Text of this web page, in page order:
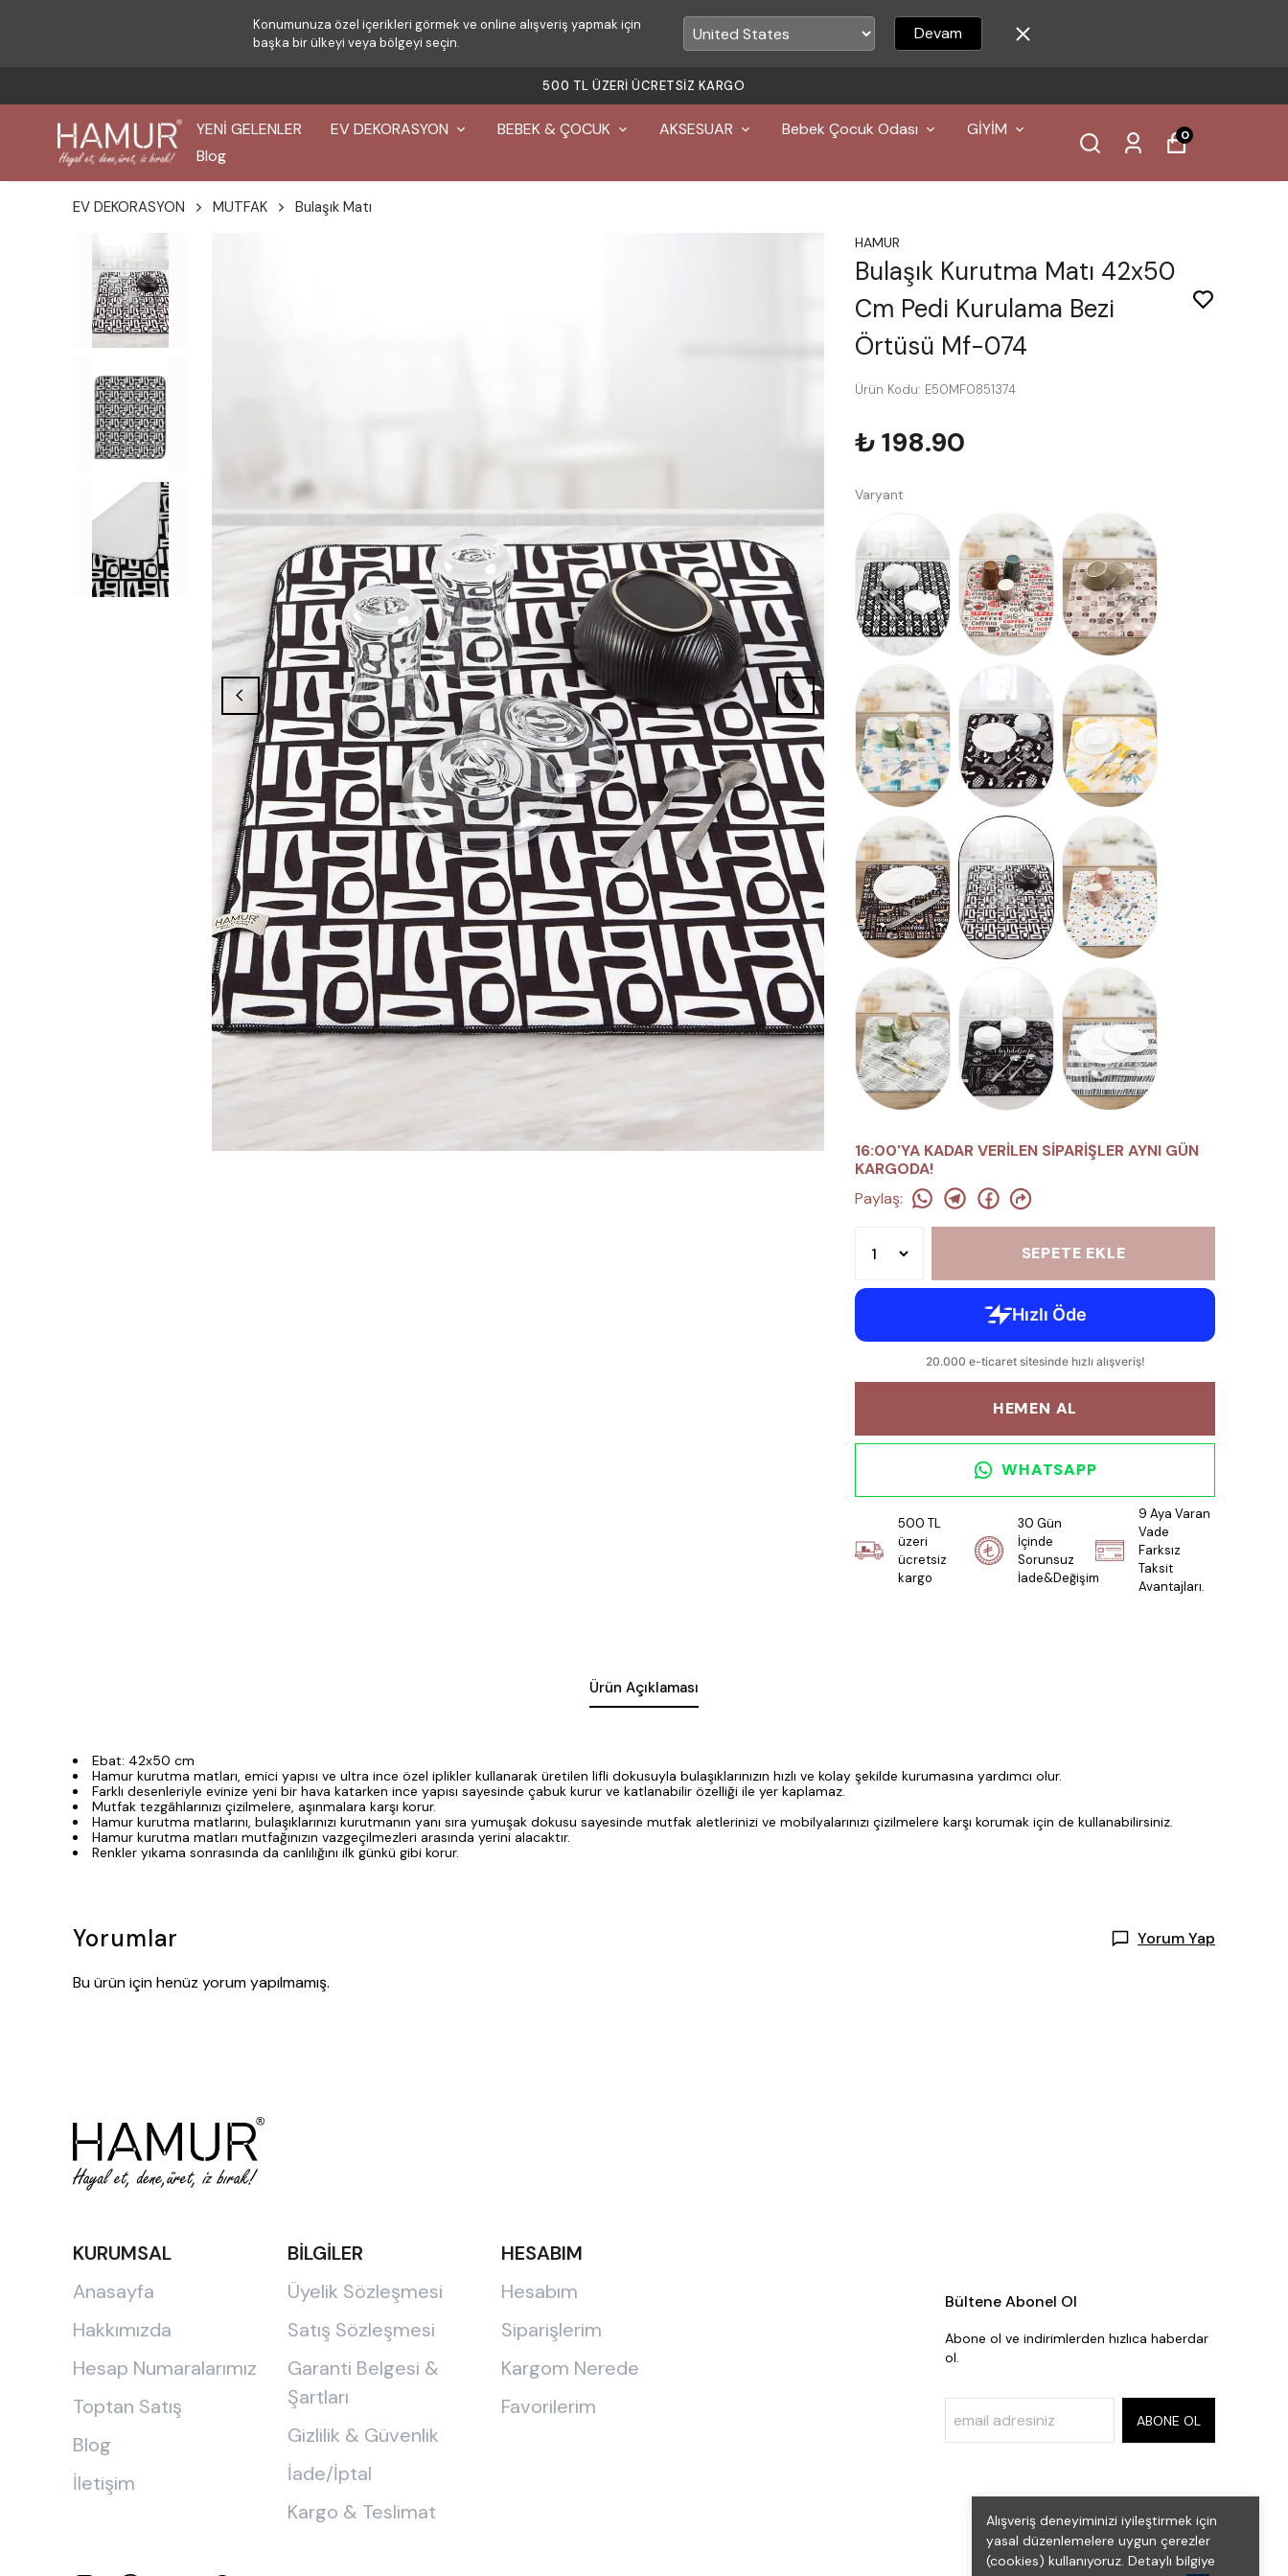
Konumunuza özel içerikleri görmek ve online alışveriş yapmak için
başka bir ülkeyi veya bölgeyi seçin.
Devam
YENİ GELENLER EV DEKORASYON BEBEK & ÇOCUK AKSESUAR Bebek Çocuk Odası
GİYİM
Blog
0
Alışveriş deneyiminizi iyileştirmek için
yasal düzenlemelere uygun çerezler
(cookies) kullanıyoruz. Detaylı bilgiye
EV DEKORASYON MUTFAK Bulaşık Matı
HAMUR
Bulaşık Kurutma Matı 42x50
Cm Pedi Kurulama Bezi
Örtüsü Mf-074
Ürün Kodu: E50MF0851374
₺ 198.90
Varyant
16:00'YA KADAR VERİLEN SİPARİŞLER AYNI GÜN
KARGODA!
Paylaş:
SEPETE EKLE
HEMEN AL
WHATSAPP
500 TL
üzeri
ücretsiz
kargo
30 Gün
İçinde
Sorunsuz
İade&Değişim
9 Aya Varan
Vade
Farksız
Taksit
Avantajları.
Ürün Açıklaması
Ebat: 42x50 cm
Hamur kurutma matları, emici yapısı ve ultra ince özel iplikler kullanarak üretilen lifli dokusuyla bulaşıklarınızın hızlı ve kolay şekilde kurumasına yardımcı olur.
Farklı desenleriyle evinize yeni bir hava katarken ince yapısı sayesinde çabuk kurur ve katlanabilir özelliği ile yer kaplamaz.
Mutfak tezgâhlarınızı çizilmelere, aşınmalara karşı korur.
Hamur kurutma matlarını, bulaşıklarınızı kurutmanın yanı sıra yumuşak dokusu sayesinde mutfak aletlerinizi ve mobilyalarınızı çizilmelere karşı korumak için de kullanabilirsiniz.
Hamur kurutma matları mutfağınızın vazgeçilmezleri arasında yerini alacaktır.
Renkler yıkama sonrasında da canlılığını ilk günkü gibi korur.
Yorumlar Yorum Yap
Bu ürün için henüz yorum yapılmamış.
KURUMSAL
Anasayfa
Hakkımızda
Hesap Numaralarımız
Toptan Satış
Blog
İletişim
BİLGİLER
Üyelik Sözleşmesi
Satış Sözleşmesi
Garanti Belgesi &
Şartları
Gizlilik & Güvenlik
İade/İptal
Kargo & Teslimat
HESABIM
Hesabım
Siparişlerim
Kargom Nerede
Favorilerim
Bültene Abonel Ol
Abone ol ve indirimlerden hızlıca haberdar
ol.
ABONE OL